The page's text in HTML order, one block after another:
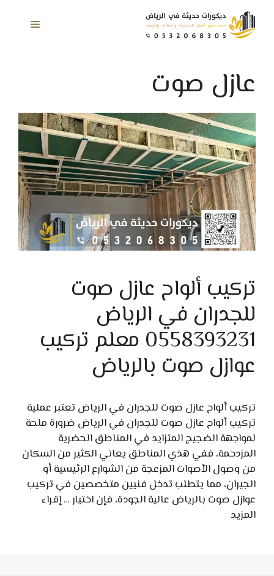
المحتوى
القائمة
عازل صوت
تركيب ألواح عازل صوت
للجدران في الرياض
0558393231 معلم تركيب
عوازل صوت بالرياض
تركيب ألواح عازل صوت للجدران في الرياض تعتبر عملية
تركيب ألواح عازل صوت للجدران في الرياض ضرورة ملحة
لمواجهة الضجيج المتزايد في المناطق الحضرية
المزدحمة، ففي هذي المناطق يعاني الكثير من السكان
من وصول الأصوات المزعجة من الشوارع الرئيسية أو
الجيران، مما يتطلب تدخل فنيين متخصصين في تركيب
عوازل صوت بالرياض عالية الجودة، فإن اختيار …إقراء
المزيد